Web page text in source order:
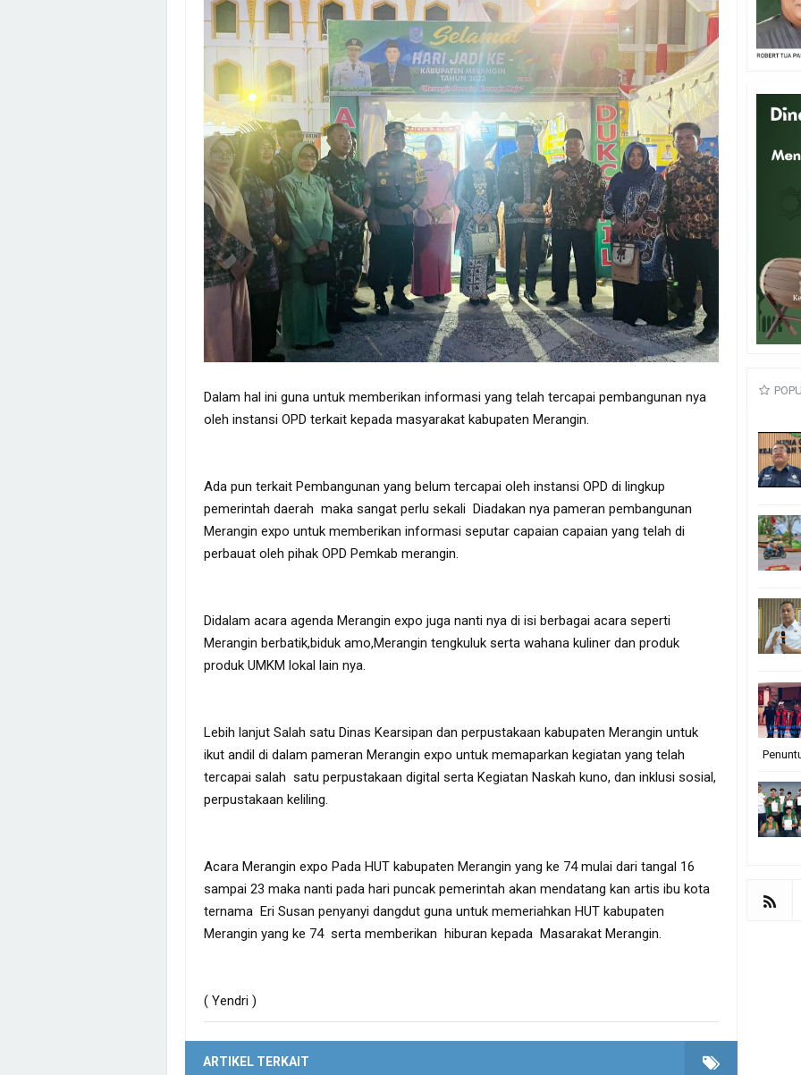
Dalam hal ini guna untuk memberikan informasi yang telah tercapai pembangunan nya
oleh instansi OPD terkait kepada masyarakat kabupaten Merangin.
Ada pun terkait Pembangunan yang belum tercapai oleh instansi OPD di lingkup
pemerintah daerah maka sangat perlu sekali Diadakan nya pameran pembangunan
Merangin expo untuk memberikan informasi seputar capaian capaian yang telah di
perbauat oleh pihak OPD Pemkab merangin.
Didalam acara agenda Merangin expo juga nanti nya di isi berbagai acara seperti
Merangin berbatik,biduk amo,Merangin tengkuluk serta wahana kuliner dan produk
produk UMKM lokal lain nya.
Lebih lanjut Salah satu Dinas Kearsipan dan perpustakaan kabupaten Merangin untuk
ikut andil di dalam pameran Merangin expo untuk memaparkan kegiatan yang telah
tercapai salah satu perpustakaan digital serta Kegiatan Naskah kuno, dan inklusi sosial,
perpustakaan keliling.
Acara Merangin expo Pada HUT kabupaten Merangin yang ke 74 mulai dari tangal 16
sampai 23 maka nanti pada hari puncak pemerintah akan mendatang kan artis ibu kota
ternama Eri Susan penyanyi dangdut guna untuk memeriahkan HUT kabupaten
Merangin yang ke 74 serta memberikan hiburan kepada Masarakat Merangin.
( Yendri )
ARTIKEL TERKAIT